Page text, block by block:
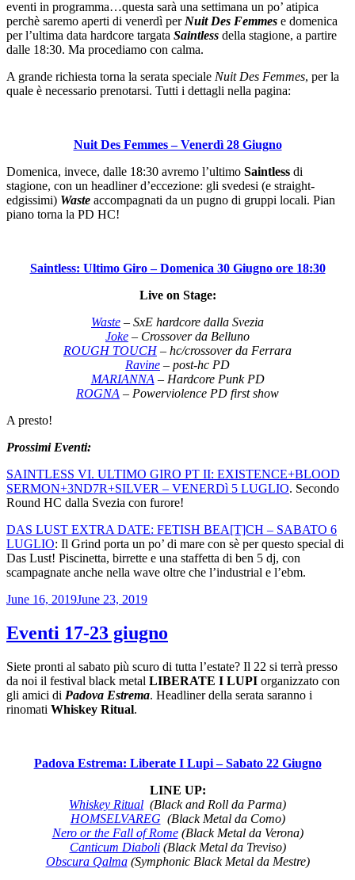
eventi in programma…questa sarà una settimana un po’ atipica
perchè saremo aperti di venerdì per Nuit Des Femmes e domenica
per l’ultima data hardcore targata Saintless della stagione, a partire
dalle 18:30. Ma procediamo con calma.
A grande richiesta torna la serata speciale Nuit Des Femmes, per la
quale è necessario prenotarsi. Tutti i dettagli nella pagina:
Nuit Des Femmes – Venerdì 28 Giugno
Domenica, invece, dalle 18:30 avremo l’ultimo Saintless di
stagione, con un headliner d’eccezione: gli svedesi (e straight-
edgissimi) Waste accompagnati da un pugno di gruppi locali. Pian
piano torna la PD HC!
Saintless: Ultimo Giro – Domenica 30 Giugno ore 18:30
Live on Stage:
Waste – SxE hardcore dalla Svezia
Joke – Crossover da Belluno
ROUGH TOUCH– hc/crossover da Ferrara
Ravine – post-hc PD
MARIANNA – Hardcore Punk PD
ROGNA – Powerviolence PD first show
A presto!
Prossimi Eventi:
SAINTLESS VI. ULTIMO GIRO PT II: EXISTENCE+BLOOD
SERMON+3ND7R+SILVER – VENERDì 5 LUGLIO. Secondo
Round HC dalla Svezia con furore!
DAS LUST EXTRA DATE: FETISH BEA[T]CH – SABATO 6
LUGLIO: Il Grind porta un po’ di mare con sè per questo special di
Das Lust! Piscinetta, birrette e una staffetta di ben 5 dj, con
scampagnate anche nella wave oltre che l’industrial e l’ebm.
Posted
June 16, 2019June 23, 2019
Eventi 17-23 giugno
Siete pronti al sabato più scuro di tutta l’estate? Il 22 si terrà presso
da noi il festival black metal LIBERATE I LUPI organizzato con
gli amici di Padova Estrema. Headliner della serata saranno i
rinomati Whiskey Ritual.
Padova Estrema: Liberate I Lupi – Sabato 22 Giugno
LINE UP:
Whiskey Ritual (Black and Roll da Parma)
HOMSELVAREG (Black Metal da Como)
Nero or the Fall of Rome(Black Metal da Verona)
Canticum Diaboli(Black Metal da Treviso)
Obscura Qalma(Symphonic Black Metal da Mestre)